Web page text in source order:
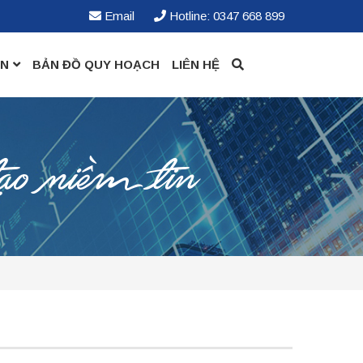
Email Hotline: 0347 668 899
BẢN ĐỒ QUY HOẠCH LIÊN HỆ
niềm tin